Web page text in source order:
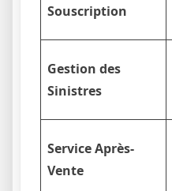
Souscription
Gestion des
Sinistres
Service Après-
Vente